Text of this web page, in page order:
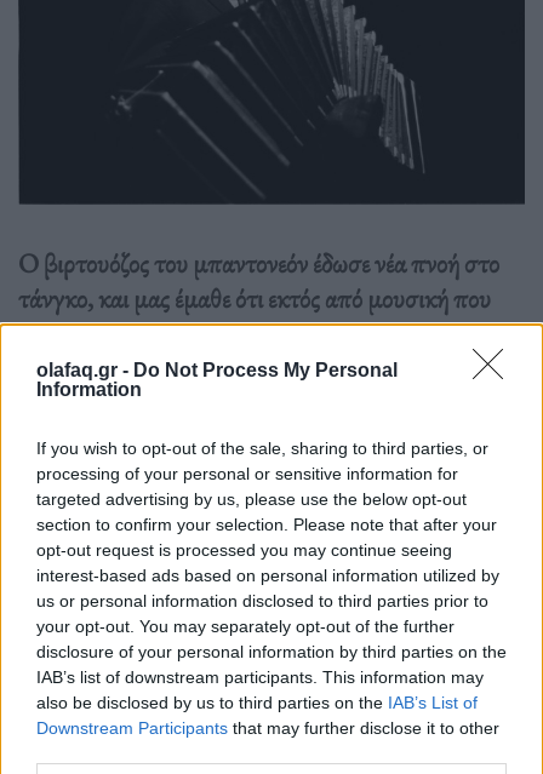
olafaq.gr - Do Not Process My Personal
Information
If you wish to opt-out of the sale, sharing to third parties, or
processing of your personal or sensitive information for
targeted advertising by us, please use the below opt-out
section to confirm your selection. Please note that after your
opt-out request is processed you may continue seeing
interest-based ads based on personal information utilized by
us or personal information disclosed to third parties prior to
your opt-out. You may separately opt-out of the further
disclosure of your personal information by third parties on the
IAB’s list of downstream participants. This information may
also be disclosed by us to third parties on the IAB’s List of
Downstream Participants that may further disclose it to other
Ο βιρτουόζος του μπαντονεόν έδωσε νέα πνοή στο
τάνγκο, και μας έμαθε ότι εκτός από μουσική που
χορεύεται είναι και μουσική που ακούγεται.
Δημοσιεύθηκε σεΙστορίες | TaggedΑργεντινή ,Άστορ Πιατσόλα,
Μουσική, Μπαντονεόν ,Νέο Τάνγκο,Τάνγκο
Δείτε επίσης